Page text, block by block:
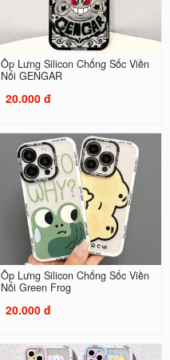
Ốp Lưng Silicon Chống Sốc Viền
Nổi GENGAR
20.000 đ
Ốp Lưng Silicon Chống Sốc Viền
Nổi Green Frog
20.000 đ